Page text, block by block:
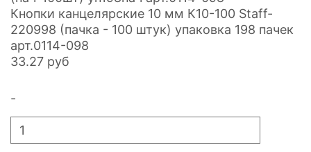
Кнопки канцелярские 10 мм К10-100 Staff-
220998 (пачка - 100 штук) упаковка 198 пачек
арт.0114-098
33.27 руб
-